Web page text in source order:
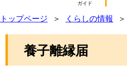
ガイド
トップページ くらしの情報
養子離縁届